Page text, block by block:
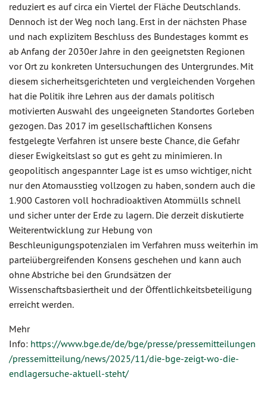
reduziert es auf circa ein Viertel der Fläche Deutschlands.
Dennoch ist der Weg noch lang. Erst in der nächsten Phase
und nach explizitem Beschluss des Bundestages kommt es
ab Anfang der 2030er Jahre in den geeignetsten Regionen
vor Ort zu konkreten Untersuchungen des Untergrundes. Mit
diesem sicherheitsgerichteten und vergleichenden Vorgehen
hat die Politik ihre Lehren aus der damals politisch
motivierten Auswahl des ungeeigneten Standortes Gorleben
gezogen. Das 2017 im gesellschaftlichen Konsens
festgelegte Verfahren ist unsere beste Chance, die Gefahr
dieser Ewigkeitslast so gut es geht zu minimieren. In
geopolitisch angespannter Lage ist es umso wichtiger, nicht
nur den Atomausstieg vollzogen zu haben, sondern auch die
1.900 Castoren voll hochradioaktiven Atommülls schnell
und sicher unter der Erde zu lagern. Die derzeit diskutierte
Weiterentwicklung zur Hebung von
Beschleunigungspotenzialen im Verfahren muss weiterhin im
parteiübergreifenden Konsens geschehen und kann auch
ohne Abstriche bei den Grundsätzen der
Wissenschaftsbasiertheit und der Öffentlichkeitsbeteiligung
erreicht werden.
Mehr
Info: https://www.bge.de/de/bge/presse/pressemitteilungen
/pressemitteilung/news/2025/11/die-bge-zeigt-wo-die-
endlagersuche-aktuell-steht/